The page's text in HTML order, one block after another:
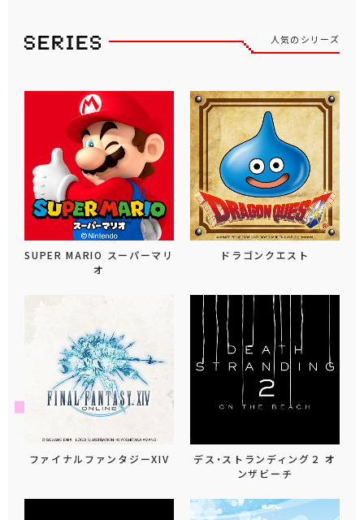
人気のシリーズ
SUPER MARIO スーパーマリ
オ
ドラゴンクエスト
ファイナルファンタジーXIV
デス・ストランディング２ オ
ンザビーチ